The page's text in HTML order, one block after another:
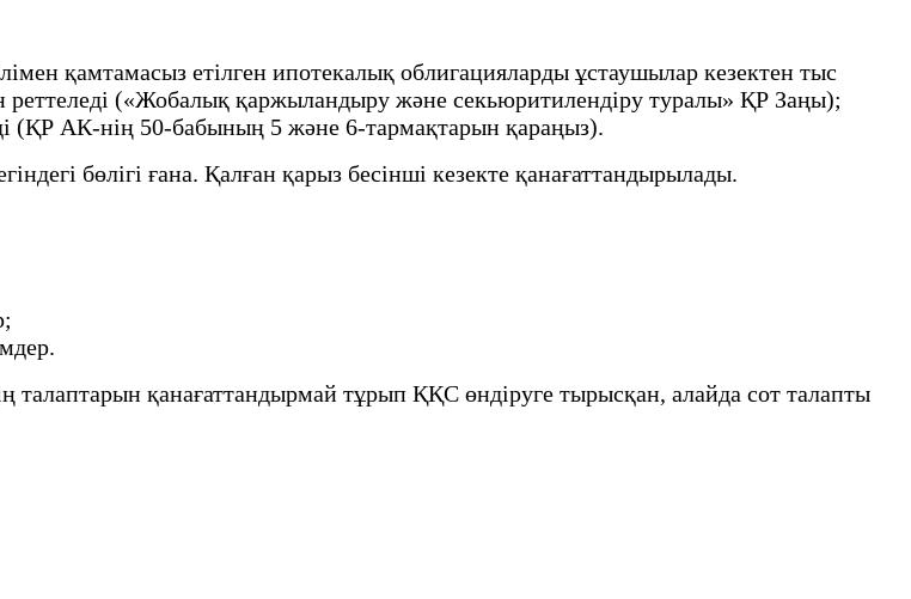
қамтамасыз етілген ипотекалық облигацияларды ұстаушылар кезектен тыс
(«Жобалық қаржыландыру және секьюритилендіру туралы» ҚР Заңы);
(ҚР АК-нің 50-бабының 5 және 6-тармақтарын қараңыз).
бөлігі ғана. Қалған қарыз бесінші кезекте қанағаттандырылады.
талаптарын қанағаттандырмай тұрып ҚҚС өндіруге тырысқан, алайда сот талапты